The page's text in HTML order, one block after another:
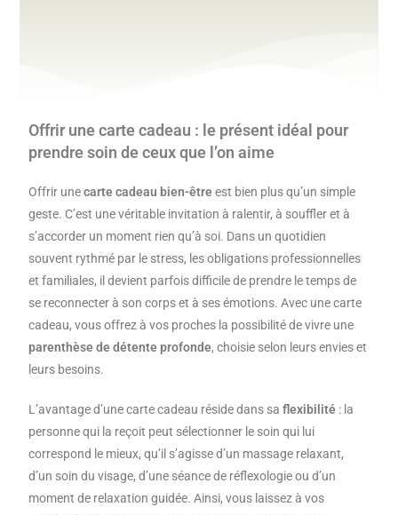
Offrir une carte cadeau : le présent idéal pour
prendre soin de ceux que l’on aime
Offrir unecarte cadeau bien-être est bien plus qu’un simple
geste. C’est une véritable invitation à ralentir, à souffler et à
s’accorder un moment rien qu’à soi. Dans un quotidien
souvent rythmé par le stress, les obligations professionnelles
et familiales, il devient parfois difficile de prendre le temps de
se reconnecter à son corps et à ses émotions. Avec une carte
cadeau, vous offrez à vos proches la possibilité de vivre une
parenthèse de détente profonde, choisie selon leurs envies et
leurs besoins.
L’avantage d’une carte cadeau réside dans saflexibilité : la
personne qui la reçoit peut sélectionner le soin qui lui
correspond le mieux, qu’il s’agisse d’un massage relaxant,
d’un soin du visage, d’une séance de réflexologie ou d’un
moment de relaxation guidée. Ainsi, vous laissez à vos